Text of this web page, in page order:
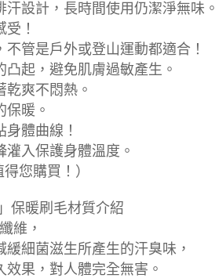
設計，長時間使用仍潔淨無味。
！
管是戶外或登山運動都適合！
起，避免肌膚過敏產生。
爽不悶熱。
暖。
體曲線！
入保護身體溫度。
您購買！）
保暖刷毛材質介紹
維，
細菌滋生所產生的汗臭味，
果，對人體完全無害。